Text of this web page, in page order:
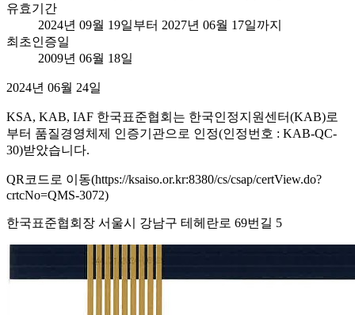
유효기간
2024년 09월 19일부터 2027년 06월 17일까지
최초인증일
2009년 06월 18일
2024년 06월 24일
KSA, KAB, IAF 한국표준협회는 한국인정지원센터(KAB)로
부터 품질경영체제 인증기관으로 인정(인정번호 : KAB-QC-
30)받았습니다.
QR코드로 이동(https://ksaiso.or.kr:8380/cs/csap/certView.do?
crtcNo=QMS-3072)
한국표준협회장 서울시 강남구 테헤란로 69번길 5